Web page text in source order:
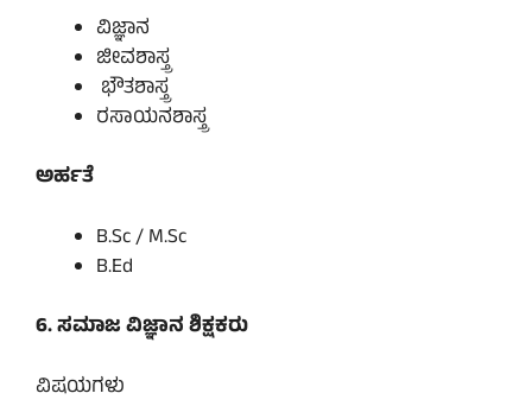
ವಿಜ್ಞಾನ
ಜೀವಶಾಸ್ತ್ರ
ಭೌತಶಾಸ್ತ್ರ
ರಸಾಯನಶಾಸ್ತ್ರ
ಅರ್ಹತೆ
B.Sc / M.Sc
B.Ed
6. ಸಮಾಜ ವಿಜ್ಞಾನ ಶಿಕ್ಷಕರು
ವಿಷಯಗಳು